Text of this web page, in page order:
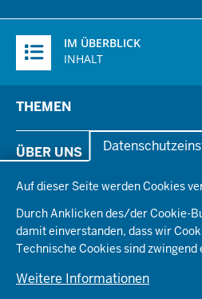
Auf dieser Seite werden Cookies
Durch Anklicken des/der Cookie-
damit einverstanden, dass wir
Technische Cookies sind
Weitere Informationen
Inhalte
IM ÜBERBLICK
INHALT
in
der
Fußzeile
THEMEN
Gesundheit & Soziales
Kommunales & Wirtschaft
Planen & Bauen
Schule & Bildung
Umwelt & Natur
ÜBER UNS
Aktenpläne
Organisationsstruktur
Behördenleitung
Die Bezirksregierung
Organisationsplan
Arbeitgeberprofil
Stellenangebote
Ausbildung
PRESSE
Pressefotos
REGIONALRAT DÜSSELDORF